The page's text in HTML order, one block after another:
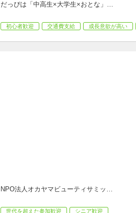
だっぴは「中高生×大学生×おとな」 …
初心者歓迎 交通費支給 成長意欲が高い
NPO法人オカヤマビューティサミッ …
世代を超えた参加歓迎 シニア歓迎